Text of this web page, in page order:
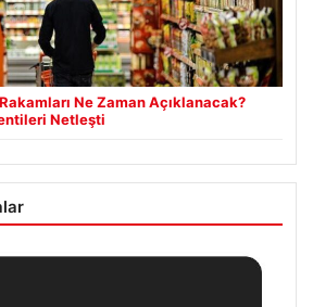
Ne Zaman Açıklanacak?
Netleşti